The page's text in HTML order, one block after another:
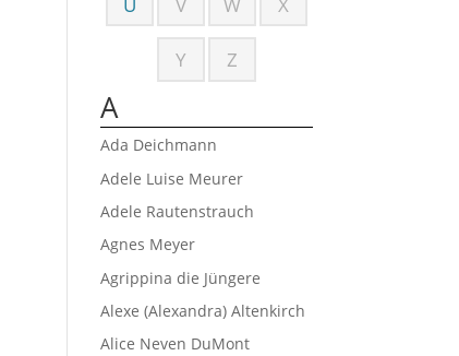
Y Z
A
Ada Deichmann
Adele Luise Meurer
Adele Rautenstrauch
Agnes Meyer
Agrippina die Jüngere
Alexe (Alexandra) Altenkirch
Alice Neven DuMont